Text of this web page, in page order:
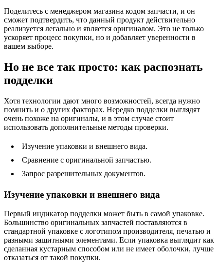
Поделитесь с менеджером магазина кодом запчасти, и он
сможет подтвердить, что данный продукт действительно
реализуется легально и является оригиналом. Это не только
ускоряет процесс покупки, но и добавляет уверенности в
вашем выборе.
Но не все так просто: как распознать
подделки
Хотя технологии дают много возможностей, всегда нужно
помнить и о других факторах. Нередко подделки выглядят
очень похоже на оригиналы, и в этом случае стоит
использовать дополнительные методы проверки.
Изучение упаковки и внешнего вида.
Сравнение с оригинальной запчастью.
Запрос разрешительных документов.
Изучение упаковки и внешнего вида
Первый индикатор подделки может быть в самой упаковке.
Большинство оригинальных запчастей поставляются в
стандартной упаковке с логотипом производителя, печатью и
разными защитными элементами. Если упаковка выглядит как
сделанная кустарным способом или не имеет оболочки, лучше
отказаться от такой покупки.